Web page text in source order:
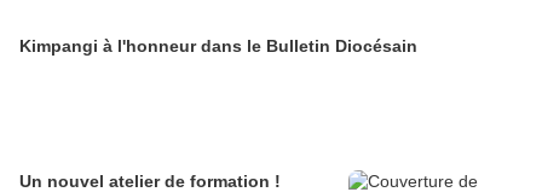
Kimpangi à l'honneur dans le Bulletin Diocésain
Un nouvel atelier de formation !